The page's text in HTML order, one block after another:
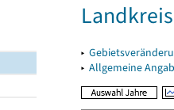
▸
▸ Allgemeine